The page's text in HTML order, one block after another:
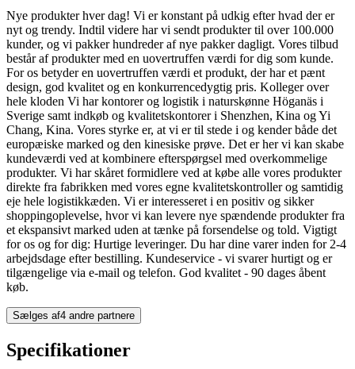
Nye produkter hver dag! Vi er konstant på udkig efter hvad der er
nyt og trendy. Indtil videre har vi sendt produkter til over 100.000
kunder, og vi pakker hundreder af nye pakker dagligt. Vores tilbud
består af produkter med en uovertruffen værdi for dig som kunde.
For os betyder en uovertruffen værdi et produkt, der har et pænt
design, god kvalitet og en konkurrencedygtig pris. Kolleger over
hele kloden Vi har kontorer og logistik i naturskønne Höganäs i
Sverige samt indkøb og kvalitetskontorer i Shenzhen, Kina og Yi
Chang, Kina. Vores styrke er, at vi er til stede i og kender både det
europæiske marked og den kinesiske prøve. Det er her vi kan skabe
kundeværdi ved at kombinere efterspørgsel med overkommelige
produkter. Vi har skåret formidlere ved at købe alle vores produkter
direkte fra fabrikken med vores egne kvalitetskontroller og samtidig
eje hele logistikkæden. Vi er interesseret i en positiv og sikker
shoppingoplevelse, hvor vi kan levere nye spændende produkter fra
et ekspansivt marked uden at tænke på forsendelse og told. Vigtigt
for os og for dig: Hurtige leveringer. Du har dine varer inden for 2-4
arbejdsdage efter bestilling. Kundeservice - vi svarer hurtigt og er
tilgængelige via e-mail og telefon. God kvalitet - 90 dages åbent
køb.
Sælges af4 andre partnere
Specifikationer